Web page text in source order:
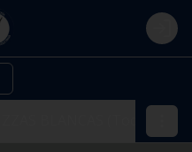
Login